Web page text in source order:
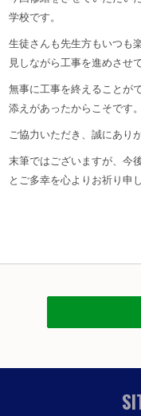
学校です。
生徒さんも先生方もいつも
見しながら工事を進めさせ
無事に工事を終えることが
添えがあったからこそです。
ご協力いただき、誠にあり
末筆ではございますが、今
とご多幸を心よりお祈り申